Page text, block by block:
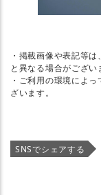
・掲載画像や表記等
と異なる場合がござい
・ご利用の環境によ
ざいます。
SNSでシェアする